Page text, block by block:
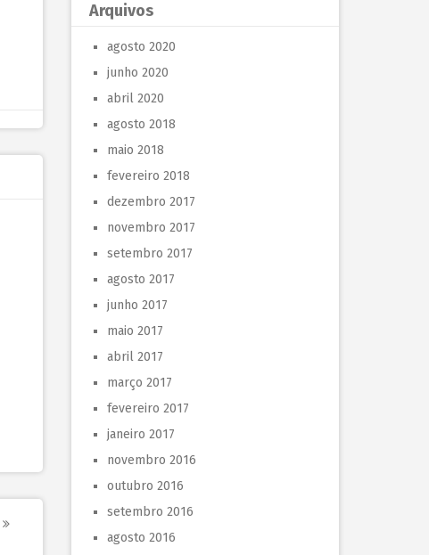
Arquivos
agosto 2020
junho 2020
abril 2020
agosto 2018
maio 2018
fevereiro 2018
dezembro 2017
novembro 2017
setembro 2017
agosto 2017
junho 2017
maio 2017
abril 2017
março 2017
fevereiro 2017
janeiro 2017
novembro 2016
outubro 2016
setembro 2016
agosto 2016